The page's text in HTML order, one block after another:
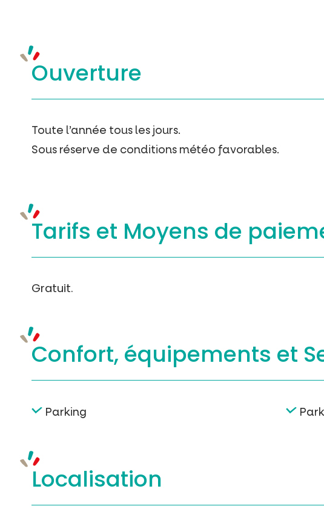
Ouverture
Toute l’année tous les jours.
Sous réserve de conditions météo favorables.
Tarifs et Moyens de
Gratuit.
Confort, équipements et
Parking
Localisation